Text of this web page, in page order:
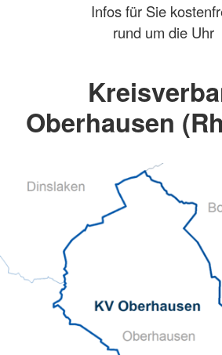
Infos für Sie
rund um die Uhr
Oberhausen